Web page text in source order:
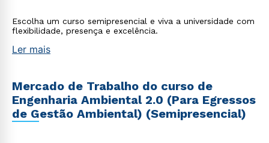
Escolha um curso semipresencial e viva a universidade com
flexibilidade, presença e excelência.
Ler mais
Mercado de Trabalho do curso de
Engenharia Ambiental 2.0 (Para Egressos
de Gestão Ambiental) (Semipresencial)